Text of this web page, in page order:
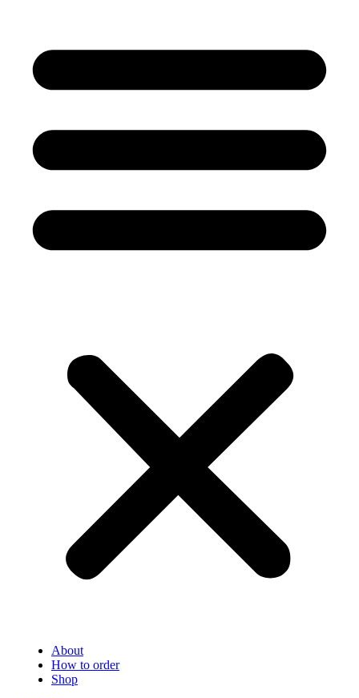
About
How to order
Shop